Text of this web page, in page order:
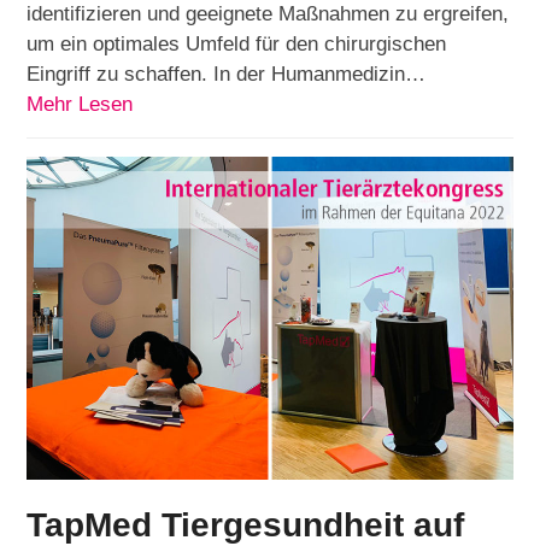
identifizieren und geeignete Maßnahmen zu ergreifen,
um ein optimales Umfeld für den chirurgischen
Eingriff zu schaffen. In der Humanmedizin…
Mehr Lesen
TapMed Tiergesundheit auf